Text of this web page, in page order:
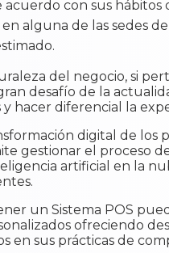
acuerdo con sus hábitos
alguna de las sedes
del negocio, si
desafío de la
y hacer diferencial la
digital de los
gestionar el proceso
artificial en la
un Sistema POS
ofreciendo
en sus prácticas de